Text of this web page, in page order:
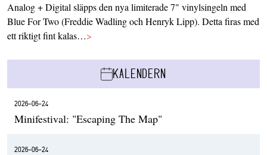
Analog + Digital släpps den nya limiterade 7" vinylsingeln med
Blue For Two (Freddie Wadling och Henryk Lipp). Detta firas med
ett riktigt fint kalas…>
KALENDERN
2026-06-24
Minifestival: "Escaping The Map"
2026-06-24